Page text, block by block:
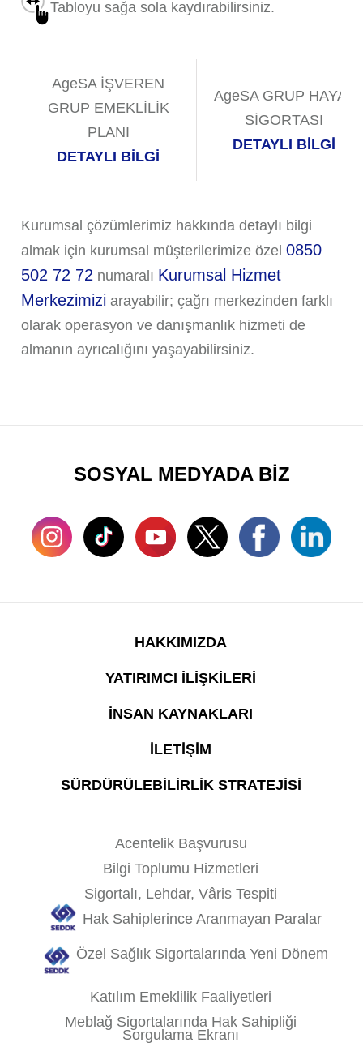
Tabloyu sağa sola kaydırabilirsiniz.
AgeSA İŞVEREN
GRUP EMEKLİLİK
PLANI
DETAYLI BİLGİ
AgeSA GRUP HAYAT
SİGORTASI
DETAYLI BİLGİ
Kurumsal çözümlerimiz hakkında detaylı bilgi
almak için kurumsal müşterilerimize özel 0850
502 72 72numaralı Kurumsal Hizmet
Merkezimizi arayabilir; çağrı merkezinden farklı
olarak operasyon ve danışmanlık hizmeti de
almanın ayrıcalığını yaşayabilirsiniz.
SOSYAL MEDYADA BİZ
HAKKIMIZDA
YATIRIMCI İLİŞKİLERİ
İNSAN KAYNAKLARI
İLETİŞİM
SÜRDÜRÜLEBİLİRLİK STRATEJİSİ
Acentelik Başvurusu
Bilgi Toplumu Hizmetleri
Sigortalı, Lehdar, Vâris Tespiti
Hak Sahiplerince Aranmayan Paralar
Özel Sağlık Sigortalarında Yeni Dönem
Katılım Emeklilik Faaliyetleri
Meblağ Sigortalarında Hak Sahipliği
Sorgulama Ekranı